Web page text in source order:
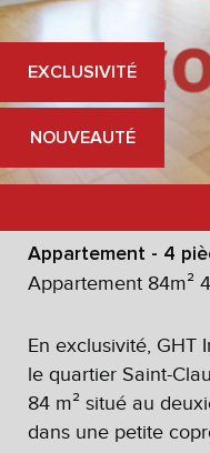
EXCLUSIVITÉ
NOUVEAUTÉ
Appartement - 4
Appartement 84m²
En exclusivité, GHT
le quartier Saint-
84 m² situé au
dans une petite